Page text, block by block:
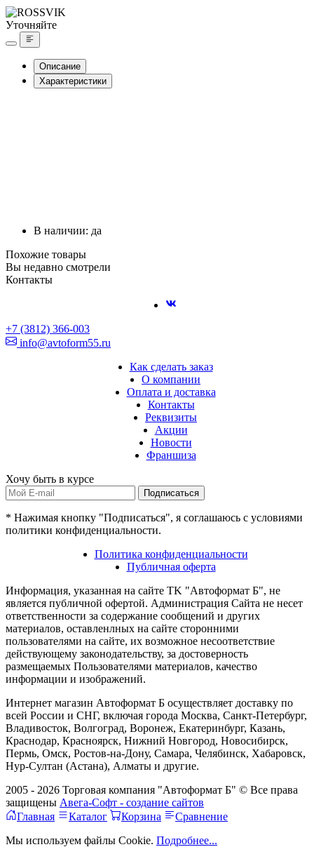
Уточняйте
Описание
Характеристики
В наличии: да
Похожие товары
Вы недавно смотрели
Контакты
+7 (3812) 366-003
info@avtoform55.ru
Как сделать заказ
О компании
Оплата и доставка
Контакты
Реквизиты
Акции
Новости
Франшиза
Хочу быть в курсе
Подписаться
* Нажимая кнопку "Подписаться", я соглашаюсь с условиями
политики конфиденциальности.
Политика конфиденциальности
Публичная оферта
Информация, указанная на сайте TK "Автоформат Б", не
является публичной офертой. Администрация Сайта не несет
ответственности за содержание сообщений и других
материалов, оставленлных на сайте сторонними
пользователями на сайте, их возможное несоответствие
действующему законодательству, за достоверность
размещаемых Пользователями материалов, качество
информации и изображений.
Интернет магазин Автоформат Б осуществляет доставку по
всей России и СНГ, включая города Москва, Санкт-Петербург,
Владивосток, Волгоград, Воронеж, Екатеринбург, Казань,
Краснодар, Красноярск, Нижний Новгород, Новосибирск,
Пермь, Омск, Ростов-на-Дону, Самара, Челябинск, Хабаровск,
Нур-Султан (Астана), Алматы и другие.
2005 - 2026 Торговая компания "Автоформат Б" © Все права
защищены Авега-Софт - создание сайтов
Главная
Каталог Корзина
Сравнение
Мы используем файлы Cookie. Подробнее...